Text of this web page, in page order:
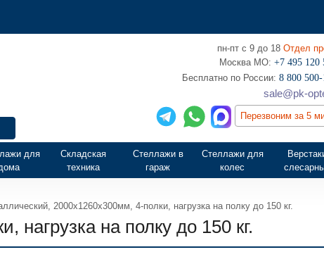
пн-пт с 9 до 18 Отдел
Москва МО: +7 495 120
‎Бесплатно по России: 8 800
sale@pk-
Перезвоним за 5
для
Складская
техника
Стеллажи в
гараж
Стеллажи для
колес
2000х1260х300мм, 4-полки, нагрузка на полку до 150 кг.
на полку до 150 кг.